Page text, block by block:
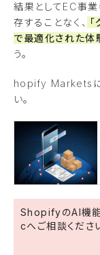
結果としてEC事
存することなく、
で最適化された体
う。
hopify Marketsに
い。
ShopifyのAI機
cへご相談くださ